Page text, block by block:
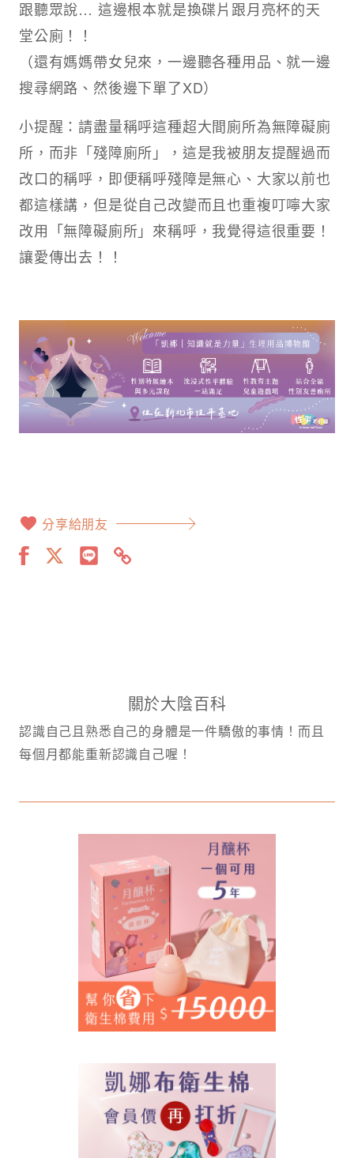
跟聽眾說… 這邊根本就是換碟片跟月亮杯的天
堂公廁！！
（還有媽媽帶女兒來，一邊聽各種用品、就一邊
搜尋網路、然後邊下單了XD）
小提醒：請盡量稱呼這種超大間廁所為無障礙廁
所，而非「殘障廁所」，這是我被朋友提醒過而
改口的稱呼，即便稱呼殘障是無心、大家以前也
都這樣講，但是從自己改變而且也重複叮嚀大家
改用「無障礙廁所」來稱呼，我覺得這很重要！
讓愛傳出去！！
分享給朋友
關於大陰百科
認識自己且熟悉自己的身體是一件驕傲的事情！而且
每個月都能重新認識自己喔！